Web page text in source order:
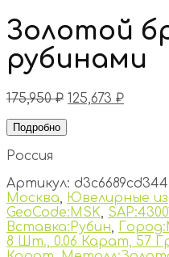
Золотой
рубинами
175,950₽ 125,673 ₽
Подробно
Россия
Артикул: d3c6689cd344
Москва, Ювелирные
GeoCode:MSK,
Вставка:Рубин,
8 Шт., 0.06 Карат, 57